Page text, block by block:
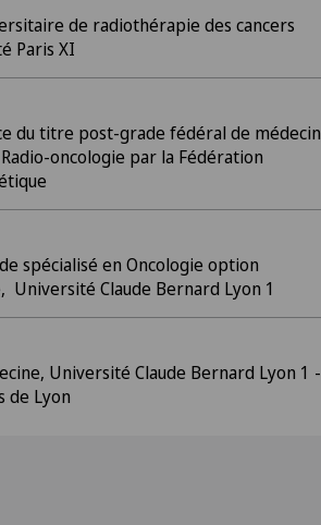
de radiothérapie des cancers
Paris XI
du titre post-grade fédéral de médecin
oncologie par la Fédération
spécialisé en Oncologie option
Université Claude Bernard Lyon 1
Université Claude Bernard Lyon 1 -
de Lyon